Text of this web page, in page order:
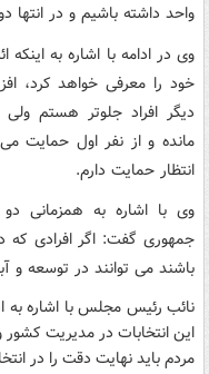
واحد داشته باشیم و در انتها
وی در ادامه با اشاره به اینکه
خود را معرفی خواهد کرد،
دیگر افراد جلوتر هستم
مانده و از نفر اول حمایت
انتظار حمایت دارم.
وی با اشاره به همزمانی
جمهوری گفت: اگر افرادی که
باشند می توانند در توسعه و
نائب رئیس مجلس با اشاره به
این انتخابات در مدیریت
مردم باید نهایت دقت را در